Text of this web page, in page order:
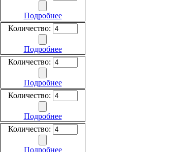
Подробнее
Количество:
Подробнее
Количество:
Подробнее
Количество:
Подробнее
Количество:
Подробнее